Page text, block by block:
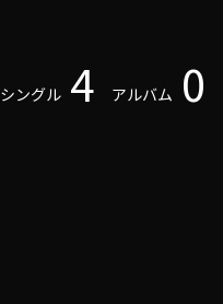
シングル 4 アルバム 0